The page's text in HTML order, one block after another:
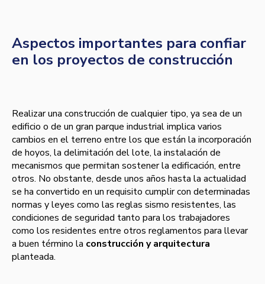
Aspectos importantes para confiar
en los proyectos de construcción
Realizar una construcción de cualquier tipo, ya sea de un
edificio o de un gran parque industrial implica varios
cambios en el terreno entre los que están la incorporación
de hoyos, la delimitación del lote, la instalación de
mecanismos que permitan sostener la edificación, entre
otros. No obstante, desde unos años hasta la actualidad
se ha convertido en un requisito cumplir con determinadas
normas y leyes como las reglas sismo resistentes, las
condiciones de seguridad tanto para los trabajadores
como los residentes entre otros reglamentos para llevar
a buen término la construcción y arquitectura
planteada.